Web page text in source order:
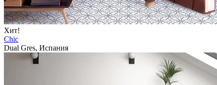
Хит!
Chic
Dual Gres, Испания